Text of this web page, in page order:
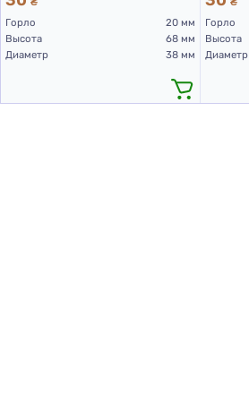
Горло
20 мм
Высота
68 мм
Диаметр
38 мм
Горло
Высота
Диаметр